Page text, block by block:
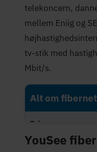
Trustpilot-score
telekoncern,
mellem Eniig og
tv-stik med
Mbit/s.
Alt om
Priser
Maksimal
YouSee